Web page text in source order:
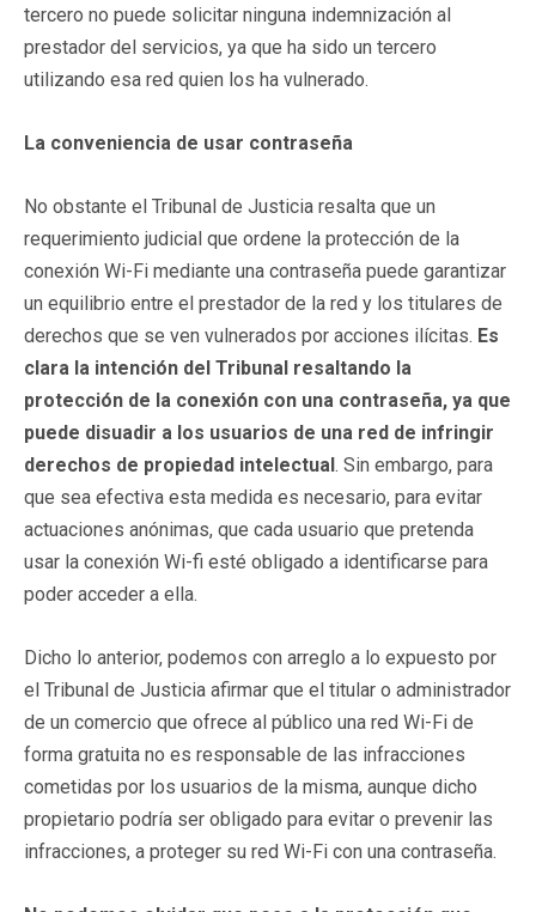
tercero no puede solicitar ninguna indemnización al
prestador del servicios, ya que ha sido un tercero
utilizando esa red quien los ha vulnerado.
La conveniencia de usar contraseña
No obstante el Tribunal de Justicia resalta que un
requerimiento judicial que ordene la protección de la
conexión Wi-Fi mediante una contraseña puede garantizar
un equilibrio entre el prestador de la red y los titulares de
derechos que se ven vulnerados por acciones ilícitas. Es
clara la intención del Tribunal resaltando la
protección de la conexión con una contraseña, ya que
puede disuadir a los usuarios de una red de infringir
derechos de propiedad intelectual. Sin embargo, para
que sea efectiva esta medida es necesario, para evitar
actuaciones anónimas, que cada usuario que pretenda
usar la conexión Wi-fi esté obligado a identificarse para
poder acceder a ella.
Dicho lo anterior, podemos con arreglo a lo expuesto por
el Tribunal de Justicia afirmar que el titular o administrador
de un comercio que ofrece al público una red Wi-Fi de
forma gratuita no es responsable de las infracciones
cometidas por los usuarios de la misma, aunque dicho
propietario podría ser obligado para evitar o prevenir las
infracciones, a proteger su red Wi-Fi con una contraseña.